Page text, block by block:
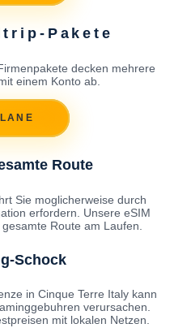
Pakete
decken mehrere
einem Konto ab.
Route
Sie moglicherweise durch
erfordern. Unsere eSIM
Route am Laufen.
Schock
in Cinque Terre Italy kann
verursachen.
mit lokalen Netzen.